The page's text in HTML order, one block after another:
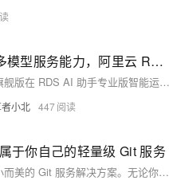
智能运维+多模型服务能力，阿里云 RDS AI 助手旗舰版正式上线！
RDS AI 助手旗舰版在 RDS AI 助手专业版智能运维能力的基础上，提供灵活模型选择、智能模型路由、多模型灾备、API Key 集成等更自主可控、灵活便捷的模型服务，并支持纳管运维各类环境部署的数据库。
小北 447
于你自己的轻量级 Git 服务
Gogs 是一个小而美的 Git 服务解决方案。无论你是想在个人服务器上搭建私有的代码仓库，还是为小团队提供一个轻量级的代码协作平台，Gogs 都是一个值得考虑的选择。